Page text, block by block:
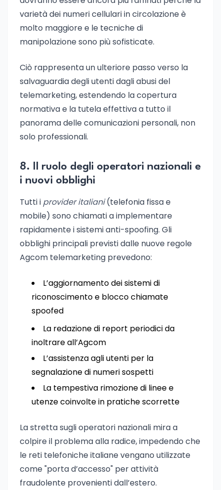
varietà dei numeri cellulari in circolazione è
molto maggiore e le tecniche di
manipolazione sono più sofisticate.
Ciò rappresenta un ulteriore passo verso la
salvaguardia degli utenti dagli abusi del
telemarketing, estendendo la copertura
normativa e la tutela effettiva a tutto il
panorama delle comunicazioni personali, non
solo professionali.
8. Il ruolo degli operatori nazionali e
i nuovi obblighi
Tutti i provider italiani(telefonia fissa e
mobile) sono chiamati a implementare
rapidamente i sistemi anti-spoofing. Gli
obblighi principali previsti dalle nuove regole
Agcom telemarketing prevedono:
L’aggiornamento dei sistemi di
riconoscimento e blocco chiamate
spoofed
La redazione di report periodici da
inoltrare all’Agcom
L’assistenza agli utenti per la
segnalazione di numeri sospetti
La tempestiva rimozione di linee e
utenze coinvolte in pratiche scorrette
La stretta sugli operatori nazionali mira a
colpire il problema alla radice, impedendo che
le reti telefoniche italiane vengano utilizzate
come "porta d’accesso" per attività
fraudolente provenienti dall’estero.